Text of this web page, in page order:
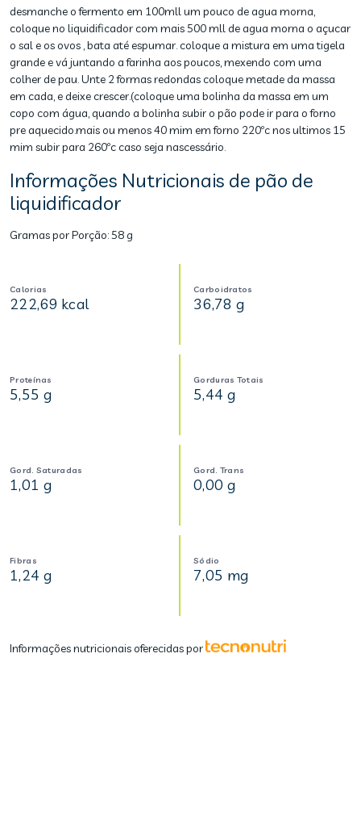
desmanche o fermento em 100mll um pouco de agua morna,
coloque no liquidificador com mais 500 mll de agua morna o açucar
o sal e os ovos , bata até espumar. coloque a mistura em uma tigela
grande e vá juntando a farinha aos poucos, mexendo com uma
colher de pau. Unte 2 formas redondas coloque metade da massa
em cada, e deixe crescer.(coloque uma bolinha da massa em um
copo com água, quando a bolinha subir o pão pode ir para o forno
pre aquecido.mais ou menos 40 mim em forno 220ºc nos ultimos 15
mim subir para 260ºc caso seja nascessário.
Informações Nutricionais de pão de
liquidificador
Gramas por Porção:58 g
Calorias
222,69 kcal
Carboidratos
36,78 g
Proteínas
5,55 g
Gorduras Totais
5,44 g
Gord. Saturadas
1,01 g
Gord. Trans
0,00 g
Fibras
1,24 g
Sódio
7,05 mg
Informações nutricionais oferecidas por